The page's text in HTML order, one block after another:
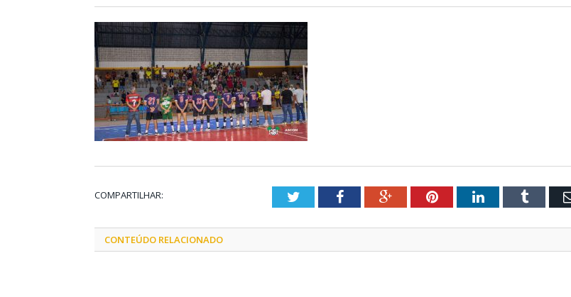
COMPARTILHAR: TwitterFacebookGoogle+PinterestLinkedInTumblr
CONTEÚDO RELACIONADO